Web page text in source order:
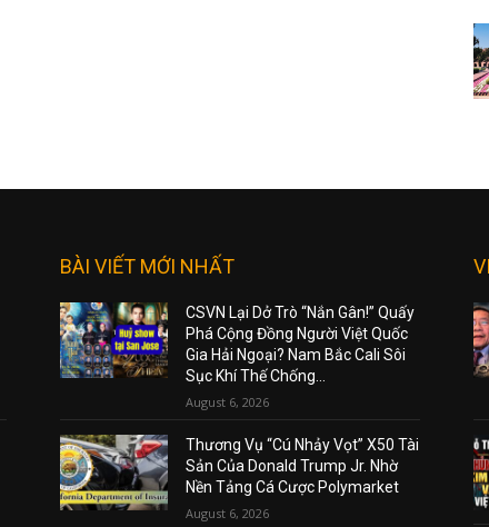
BÀI VIẾT MỚI NHẤT
CSVN Lại Dở Trò “Nắn Gân!” Quấy
Phá Cộng Đồng Người Việt Quốc
Gia Hải Ngoại? Nam Bắc Cali Sôi
Sục Khí Thế Chống...
August 6, 2026
Thương Vụ “Cú Nhảy Vọt” X50 Tài
Sản Của Donald Trump Jr. Nhờ
Nền Tảng Cá Cược Polymarket
August 6, 2026